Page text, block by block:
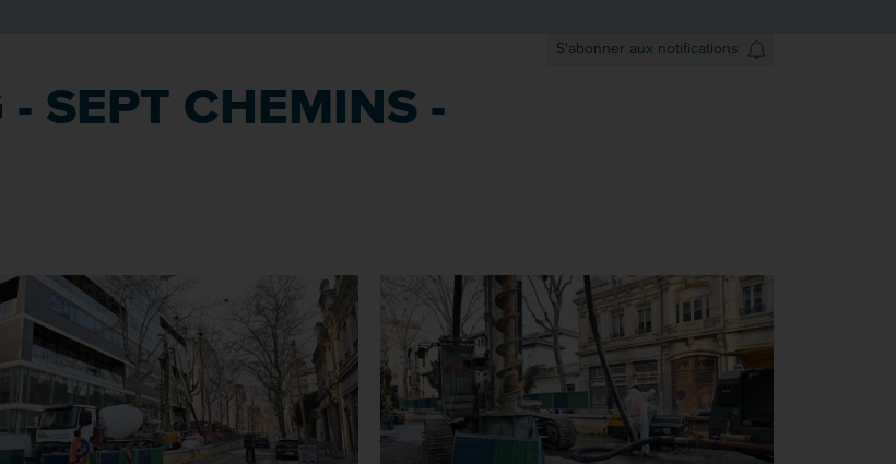
S'abonner aux notifications
SEPT CHEMINS -